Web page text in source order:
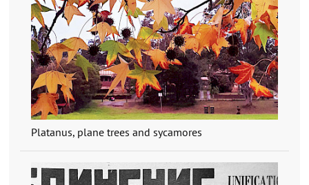
Platanus, plane trees and sycamores